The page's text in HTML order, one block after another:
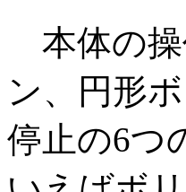
本体の操
ン、円形
停止の6つ